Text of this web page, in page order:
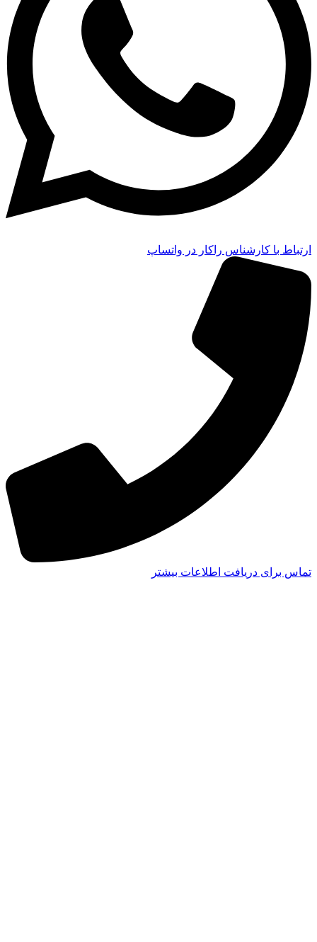
ارتباط با کارشناس راکار در واتساپ
تماس برای دریافت اطلاعات بیشتر